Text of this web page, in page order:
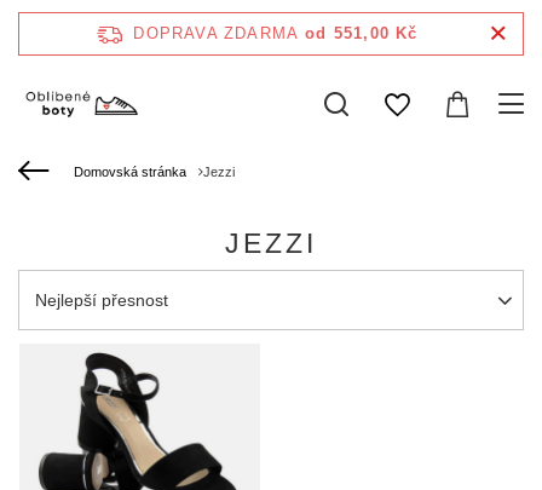
DOPRAVA ZDARMA od 551,00 Kč
Domovská stránka Jezzi
JEZZI
Zmień sortowanie
Nejlepší přesnost